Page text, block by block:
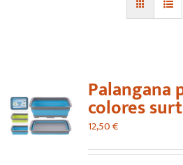
Palangana
colores
12,50€